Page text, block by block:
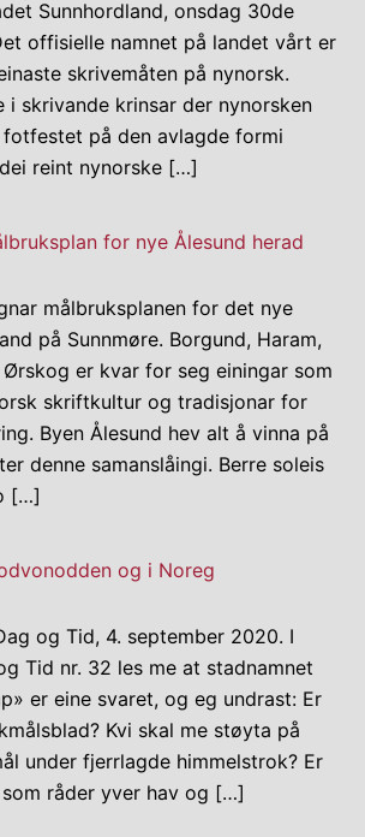
Sunnhordland, onsdag 30de
offisielle namnet på landet vårt er
skrivemåten på nynorsk.
i skrivande krinsar der nynorsken
på den avlagde formi
reint nynorske […]
for nye Ålesund herad
målbruksplanen for det nye
på Sunnmøre. Borgund, Haram,
er kvar for seg einingar som
skriftkultur og tradisjonar for
Byen Ålesund hev alt å vinna på
denne samanslåingi. Berre soleis
[…]
og i Noreg
og Tid, 4. september 2020. I
Tid nr. 32 les me at stadnamnet
er eine svaret, og eg undrast: Er
Kvi skal me støyta på
under fjerrlagde himmelstrok? Er
råder yver hav og […]